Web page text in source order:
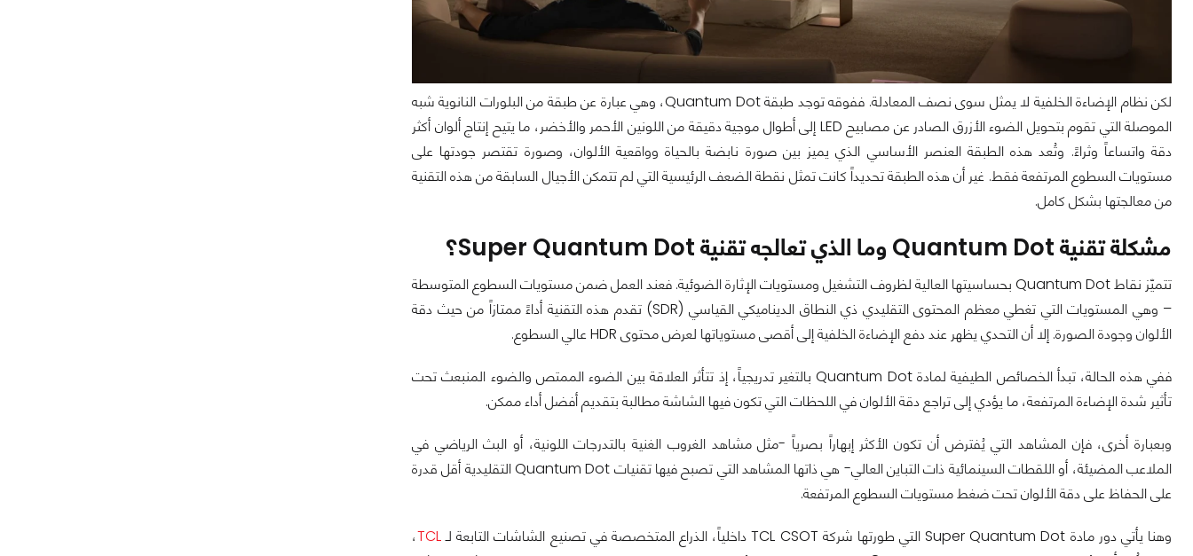
لكن نظام الإضاءة الخلفية لا يمثل سوى نصف المعادلة. ففوقه توجد طبقة Quantum Dot، وهي عبارة عن طبقة من البلورات النانوية شبه
الموصلة التي تقوم بتحويل الضوء الأزرق الصادر عن مصابيح LED إلى أطوال موجية دقيقة من اللونين الأحمر والأخضر، ما يتيح إنتاج ألوان أكثر
دقة واتساعاً وثراءً. وتُعد هذه الطبقة العنصر الأساسي الذي يميز بين صورة نابضة بالحياة وواقعية الألوان، وصورة تقتصر جودتها على
مستويات السطوع المرتفعة فقط. غير أن هذه الطبقة تحديداً كانت تمثل نقطة الضعف الرئيسية التي لم تتمكن الأجيال السابقة من هذه التقنية
من معالجتها بشكل كامل.
مشكلة تقنية Quantum Dot وما الذي تعالجه تقنية Super Quantum Dot؟
تتميّز نقاط Quantum Dot بحساسيتها العالية لظروف التشغيل ومستويات الإثارة الضوئية. فعند العمل ضمن مستويات السطوع المتوسطة
– وهي المستويات التي تغطي معظم المحتوى التقليدي ذي النطاق الديناميكي القياسي (SDR) تقدم هذه التقنية أداءً ممتازاً من حيث دقة
الألوان وجودة الصورة. إلا أن التحدي يظهر عند دفع الإضاءة الخلفية إلى أقصى مستوياتها لعرض محتوى HDR عالي السطوع.
ففي هذه الحالة، تبدأ الخصائص الطيفية لمادة Quantum Dot بالتغير تدريجياً، إذ تتأثر العلاقة بين الضوء الممتص والضوء المنبعث تحت
تأثير شدة الإضاءة المرتفعة، ما يؤدي إلى تراجع دقة الألوان في اللحظات التي تكون فيها الشاشة مطالبة بتقديم أفضل أداء ممكن.
وبعبارة أخرى، فإن المشاهد التي يُفترض أن تكون الأكثر إبهاراً بصرياً -مثل مشاهد الغروب الغنية بالتدرجات اللونية، أو البث الرياضي في
الملاعب المضيئة، أو اللقطات السينمائية ذات التباين العالي- هي ذاتها المشاهد التي تصبح فيها تقنيات Quantum Dot التقليدية أقل قدرة
على الحفاظ على دقة الألوان تحت ضغط مستويات السطوع المرتفعة.
وهنا يأتي دور مادة Super Quantum Dot التي طورتها شركة TCL CSOT داخلياً، الذراع المتخصصة في تصنيع الشاشات التابعة لـ TCL،